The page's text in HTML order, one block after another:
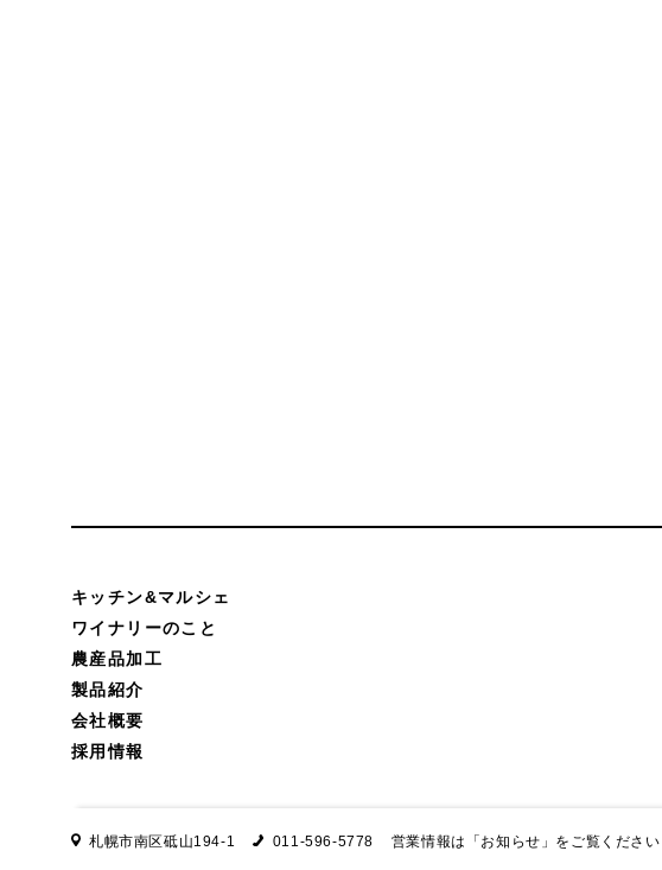
札幌市南区砥山194-1 011-596-5778 営業情報は 「お知らせ」 をご覧ください
キッチン&マルシェ
ワイナリーのこと
農産品加工
製品紹介
会社概要
採用情報